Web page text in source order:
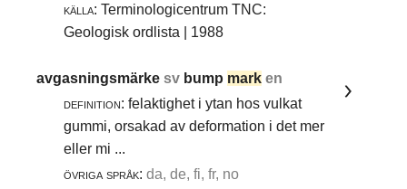
källa: Terminologicentrum TNC:
Geologisk ordlista | 1988
avgasningsmärkesv bump mark en
definition: felaktighet i ytan hos vulkat
gummi, orsakad av deformation i det mer
eller mi ...
övriga språk: da, de, fi, fr, no